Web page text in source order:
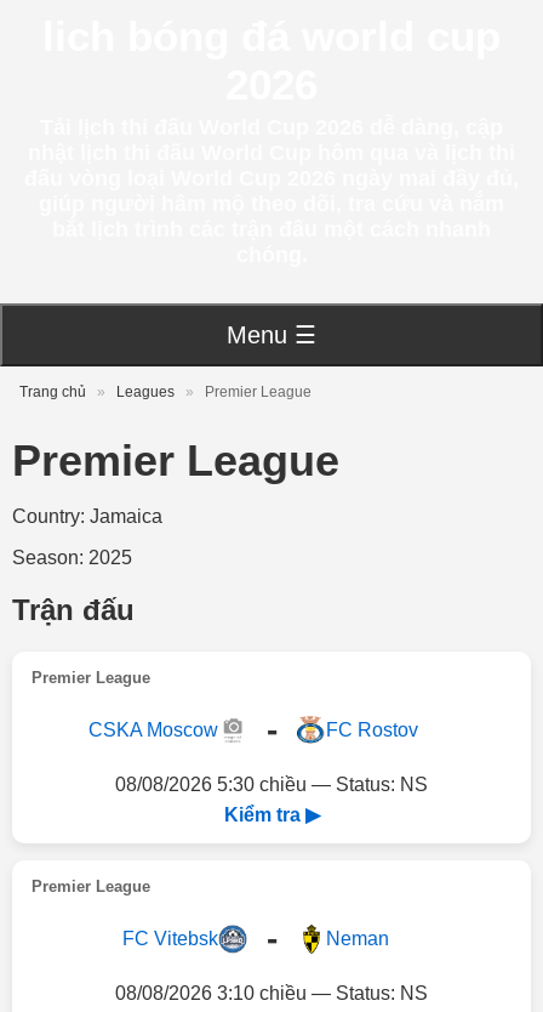
Menu ☰
Trang chủ » Leagues » Premier League
Premier League
Country: Jamaica
Season: 2025
Trận đấu
Premier League
CSKA Moscow - FC Rostov
08/08/2026 5:30 chiều — Status: NS
Kiểm tra ▶
Premier League
FC Vitebsk - Neman
08/08/2026 3:10 chiều — Status: NS